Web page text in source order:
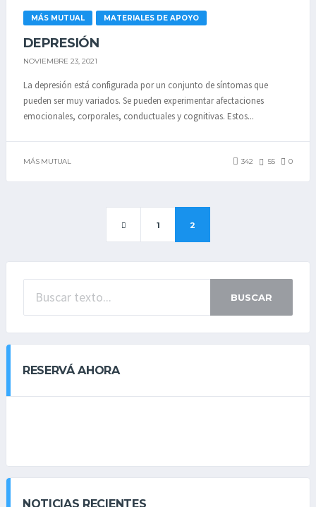
MÁS MUTUAL MATERIALES DE APOYO
DEPRESIÓN
NOVIEMBRE 23, 2021
La depresión está configurada por un conjunto de síntomas que
pueden ser muy variados. Se pueden experimentar afectaciones
emocionales, corporales, conductuales y cognitivas. Estos...
MÁS MUTUAL 342 55 0
1 2
BUSCAR
RESERVÁ AHORA
NOTICIAS RECIENTES